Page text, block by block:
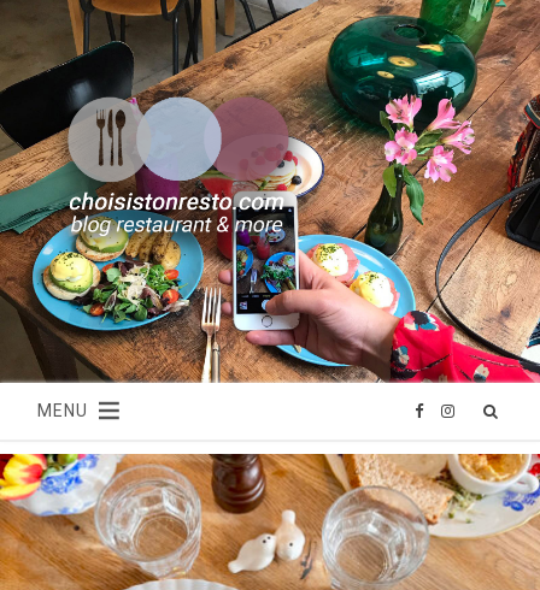
F
a
c
e
I
n
s
t
MENU